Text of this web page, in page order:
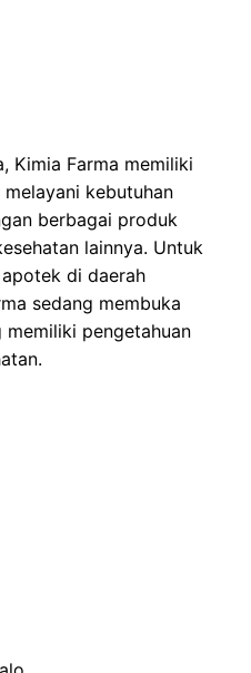
Kimia Farma memiliki
kebutuhan
berbagai produk
lainnya. Untuk
di daerah
sedang membuka
pengetahuan